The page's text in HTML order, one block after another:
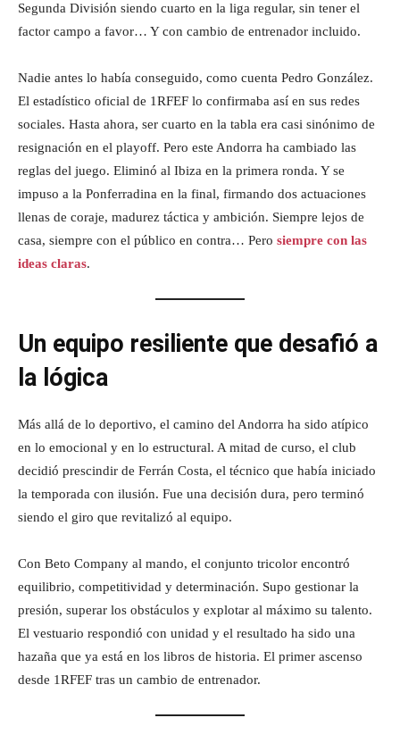
Segunda División siendo cuarto en la liga regular, sin tener el
factor campo a favor… Y con cambio de entrenador incluido.
Nadie antes lo había conseguido, como cuenta Pedro González.
El estadístico oficial de 1RFEF lo confirmaba así en sus redes
sociales. Hasta ahora, ser cuarto en la tabla era casi sinónimo de
resignación en el playoff. Pero este Andorra ha cambiado las
reglas del juego. Eliminó al Ibiza en la primera ronda. Y se
impuso a la Ponferradina en la final, firmando dos actuaciones
llenas de coraje, madurez táctica y ambición. Siempre lejos de
casa, siempre con el público en contra… Pero siempre con las
ideas claras.
Un equipo resiliente que desafió a
la lógica
Más allá de lo deportivo, el camino del Andorra ha sido atípico
en lo emocional y en lo estructural. A mitad de curso, el club
decidió prescindir de Ferrán Costa, el técnico que había iniciado
la temporada con ilusión. Fue una decisión dura, pero terminó
siendo el giro que revitalizó al equipo.
Con Beto Company al mando, el conjunto tricolor encontró
equilibrio, competitividad y determinación. Supo gestionar la
presión, superar los obstáculos y explotar al máximo su talento.
El vestuario respondió con unidad y el resultado ha sido una
hazaña que ya está en los libros de historia. El primer ascenso
desde 1RFEF tras un cambio de entrenador.